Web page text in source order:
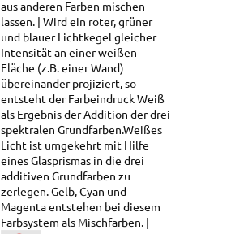
aus anderen Farben mischen
lassen. Wird ein roter, grüner
und blauer Lichtkegel gleicher
Intensität an einer weißen
Fläche (z.B. einer Wand)
übereinander projiziert, so
entsteht der Farbeindruck Weiß
als Ergebnis der Addition der drei
spektralen Grundfarben.Weißes
Licht ist umgekehrt mit Hilfe
eines Glasprismas in die drei
additiven Grundfarben zu
zerlegen. Gelb, Cyan und
Magenta entstehen bei diesem
Farbsystem als Mischfarben.